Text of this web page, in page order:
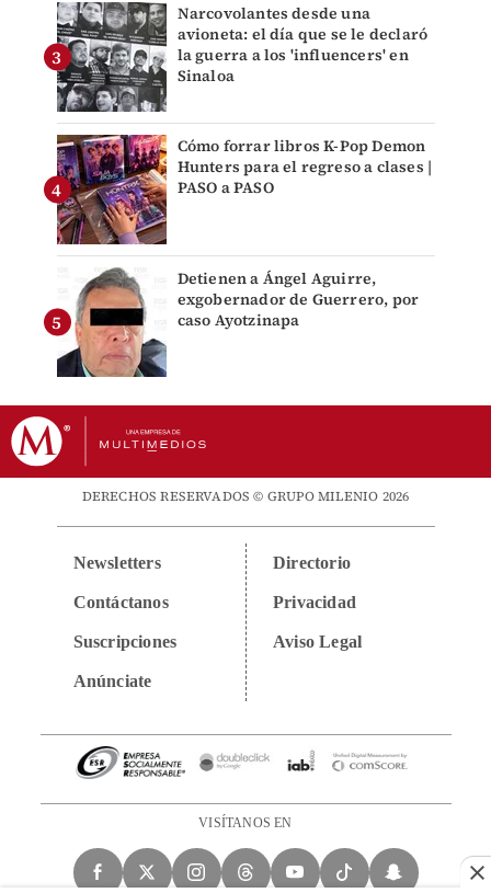
Narcovolantes desde una
avioneta: el día que se le declaró
la guerra a los 'influencers' en
Sinaloa
Cómo forrar libros K-Pop Demon
Hunters para el regreso a clases |
PASO a PASO
Detienen a Ángel Aguirre,
exgobernador de Guerrero, por
caso Ayotzinapa
DERECHOS RESERVADOS © GRUPO MILENIO 2026
Newsletters
Contáctanos
Suscripciones
Anúnciate
Directorio
Privacidad
Aviso Legal
VISÍTANOS EN